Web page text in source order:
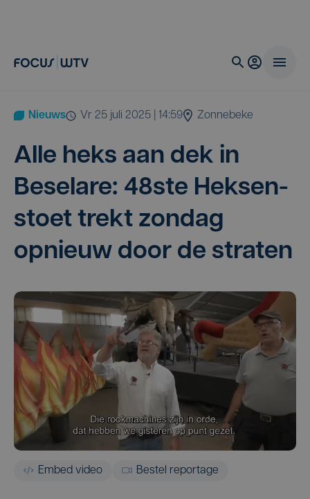
Nieuws vr 25 juli 2025 | 14:59 Zonnebeke
Alle heks aan dek in
Bese­la­re: 48ste Hek­sen­
stoet trekt zon­dag
opnieuw door de straten
Embed video Bestel reportage